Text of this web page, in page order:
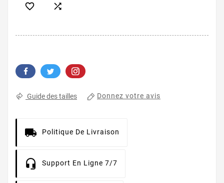
 
Guide des tailles Donnez votre avis
Politique De Livraison
Support En Ligne 7/7